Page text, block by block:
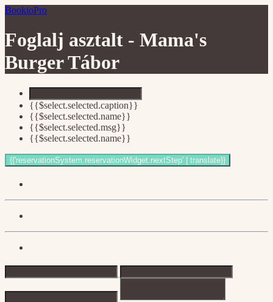
BookioPro
Foglalj asztalt - Mama's
Burger Tábor
{{$select.selected.caption}}
{{$select.selected.name}}
{{$select.selected.msg}}
{{$select.selected.name}}